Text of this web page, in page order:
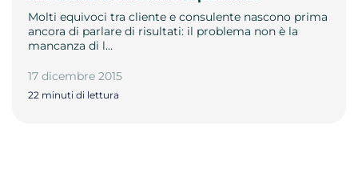
Molti equivoci tra cliente e consulente nascono prima
ancora di parlare di risultati: il problema non è la
mancanza di l…
17 dicembre 2015
22 minuti di lettura